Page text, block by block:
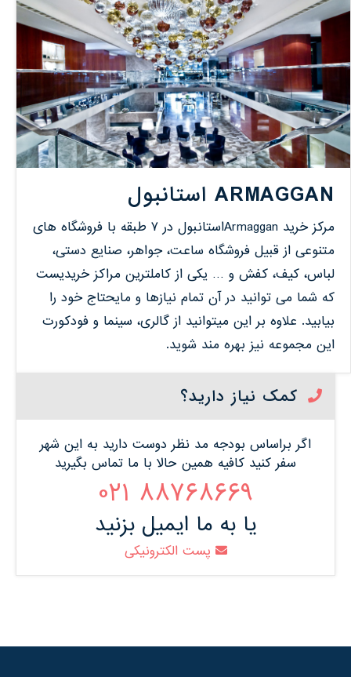
ARMAGGAN استانبول
مرکز خرید Armagganاستانبول در ۷ طبقه با فروشگاه های
متنوعی از قبیل فروشگاه ساعت، جواهر، صنایع دستی،
لباس، کیف، کفش و … یکی از کاملترین مراکز خریدیست
که شما می توانید در آن تمام نیازها و مایحتاج خود را
بیابید. علاوه بر این میتوانید از گالری، سینما و فودکورت
این مجموعه نیز بهره مند شوید.
کمک نیاز دارید؟
اگر براساس بودجه مد نظر دوست دارید به این شهر
سفر کنید کافیه همین حالا با ما تماس بگیرید
88768669 021
یا به ما ایمیل بزنید
پست الکترونیکی